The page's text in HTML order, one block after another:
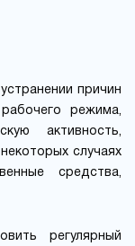
причин
режима,
активность,
случаях
средства,
регулярный